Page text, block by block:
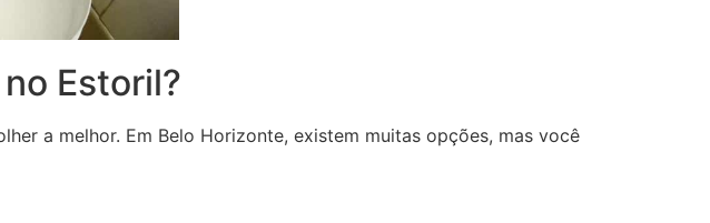
Estoril?
a melhor. Em Belo Horizonte, existem muitas opções, mas você